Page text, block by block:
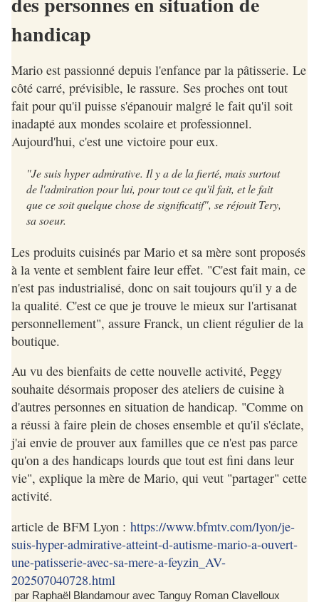
handicap
Mario est passionné depuis l'enfance par la pâtisserie. Le
côté carré, prévisible, le rassure. Ses proches ont tout
fait pour qu'il puisse s'épanouir malgré le fait qu'il soit
inadapté aux mondes scolaire et professionnel.
Aujourd'hui, c'est une victoire pour eux.
"Je suis hyper admirative. Il y a de la fierté, mais surtout
de l'admiration pour lui, pour tout ce qu'il fait, et le fait
que ce soit quelque chose de significatif", se réjouit Tery,
sa soeur.
Les produits cuisinés par Mario et sa mère sont proposés
à la vente et semblent faire leur effet. "C'est fait main, ce
n'est pas industrialisé, donc on sait toujours qu'il y a de
la qualité. C'est ce que je trouve le mieux sur l'artisanat
personnellement", assure Franck, un client régulier de la
boutique.
Au vu des bienfaits de cette nouvelle activité, Peggy
souhaite désormais proposer des ateliers de cuisine à
d'autres personnes en situation de handicap. "Comme on
a réussi à faire plein de choses ensemble et qu'il s'éclate,
j'ai envie de prouver aux familles que ce n'est pas parce
qu'on a des handicaps lourds que tout est fini dans leur
vie", explique la mère de Mario, qui veut "partager" cette
activité.
article de BFM Lyon : https://www.bfmtv.com/lyon/je-
suis-hyper-admirative-atteint-d-autisme-mario-a-ouvert-
une-patisserie-avec-sa-mere-a-feyzin_AV-
202507040728.html
par Raphaël Blandamour avec Tanguy Roman Clavelloux